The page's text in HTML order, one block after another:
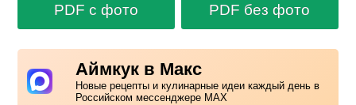
PDF с фото PDF без фото
Аймкук в Макс
Новые рецепты и кулинарные идеи каждый день в
Российском мессенджере MAX